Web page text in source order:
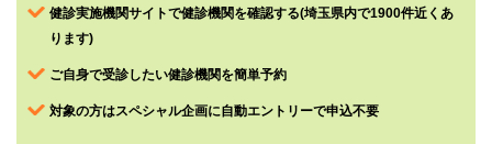
事務
ご担
当者
け
健診実施機関サイトで健診機関を確認する(埼玉県内で1900件近くあ
ります)
ご自身で受診したい健診機関を簡単予約
対象の方はスペシャル企画に自動エントリーで申込不要